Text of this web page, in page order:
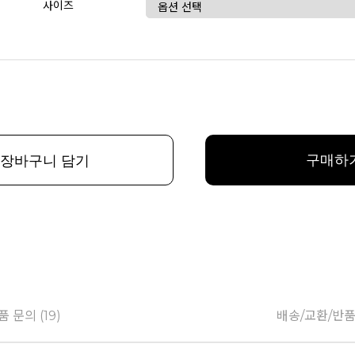
사이즈
장바구니 담기 구매하
문의 (19) 배송/교환/반품